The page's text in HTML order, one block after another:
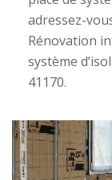
adressez-
Rénovation
système
41170.